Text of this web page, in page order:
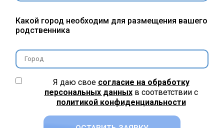
Какой город необходим для размещения вашего
родственника
Я даю свое согласие на обработку
персональных данныхв соответствии c
политикой конфиденциальности